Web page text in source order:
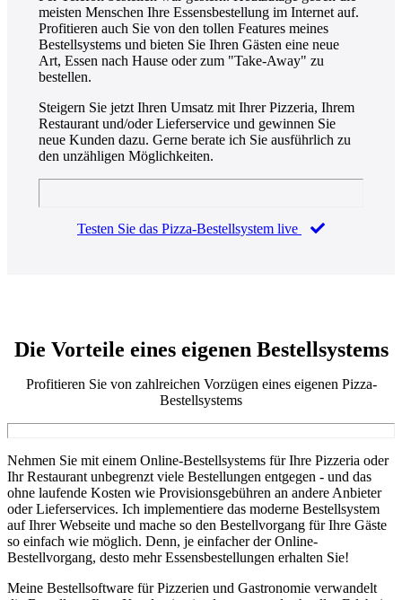
meisten Menschen Ihre Essensbestellung im Internet auf.
Profitieren auch Sie von den tollen Features meines
Bestellsystems und bieten Sie Ihren Gästen eine neue
Art, Essen nach Hause oder zum "Take-Away" zu
bestellen.
Steigern Sie jetzt Ihren Umsatz mit Ihrer Pizzeria, Ihrem
Restaurant und/oder Lieferservice und gewinnen Sie
neue Kunden dazu. Gerne berate ich Sie ausführlich zu
den unzähligen Möglichkeiten.
Testen Sie das Pizza-Bestellsystem live
Die Vorteile eines eigenen Bestellsystems
Profitieren Sie von zahlreichen Vorzügen eines eigenen Pizza-
Bestellsystems
Nehmen Sie mit einem Online-Bestellsystems für Ihre Pizzeria oder
Ihr Restaurant unbegrenzt viele Bestellungen entgegen - und das
ohne laufende Kosten wie Provisionsgebühren an andere Anbieter
oder Lieferservices. Ich implementiere das moderne Bestellsystem
auf Ihrer Webseite und mache so den Bestellvorgang für Ihre Gäste
so einfach wie möglich. Denn, je einfacher der Online-
Bestellvorgang, desto mehr Essensbestellungen erhalten Sie!
Meine Bestellsoftware für Pizzerien und Gastronomie verwandelt